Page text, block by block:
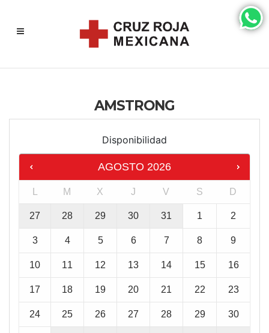
AMSTRONG
Disponibilidad
AGOSTO 2026
M X J V S D
27 28 29 30 31 1 2
3 4 5 6 7 8 9
10 11 12 13 14 15 16
17 18 19 20 21 22 23
24 25 26 27 28 29 30